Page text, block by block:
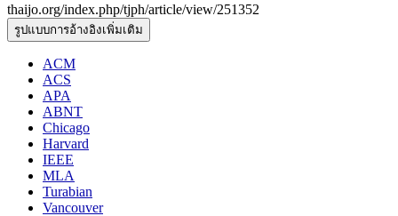
thaijo.org/index.php/tjph/article/view/251352
รูปแบบการอ้างอิงเพิ่มเติม
ACM
ACS
APA
ABNT
Chicago
Harvard
IEEE
MLA
Turabian
Vancouver